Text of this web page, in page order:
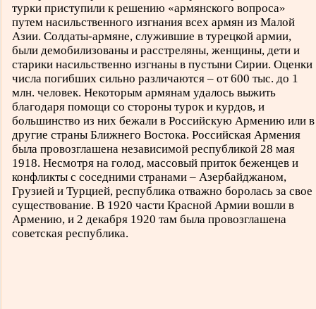
турки приступили к решению «армянского вопроса»
путем насильственного изгнания всех армян из Малой
Азии. Солдаты-армяне, служившие в турецкой армии,
были демобилизованы и расстреляны, женщины, дети и
старики насильственно изгнаны в пустыни Сирии. Оценки
числа погибших сильно различаются – от 600 тыс. до 1
млн. человек. Некоторым армянам удалось выжить
благодаря помощи со стороны турок и курдов, и
большинство из них бежали в Российскую Армению или в
другие страны Ближнего Востока. Российская Армения
была провозглашена независимой республикой 28 мая
1918. Несмотря на голод, массовый приток беженцев и
конфликты с соседними странами – Азербайджаном,
Грузией и Турцией, республика отважно боролась за свое
существование. В 1920 части Красной Армии вошли в
Армению, и 2 декабря 1920 там была провозглашена
советская республика.